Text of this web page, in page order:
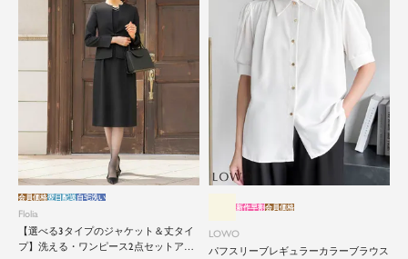
Flolia
【選べる3タイプのジャケット＆丈タイ
プ】洗える・ワンピース2点セットアッ
会員価格翌日配送自宅洗い
LOWO
パフスリーブレギュラーカラーブラウス
新作早割会員価格